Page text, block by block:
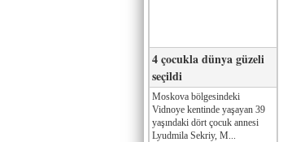
4 çocukla dünya güzeli
seçildi
Moskova bölgesindeki
Vidnoye kentinde yaşayan 39
yaşındaki dört çocuk annesi
Lyudmila Sekriy, M...